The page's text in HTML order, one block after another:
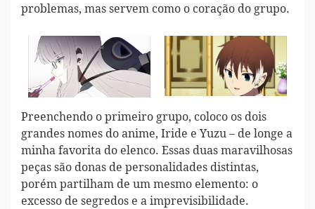
problemas, mas servem como o coração do grupo.
Preenchendo o primeiro grupo, coloco os dois
grandes nomes do anime, Iride e Yuzu – de longe a
minha favorita do elenco. Essas duas maravilhosas
peças são donas de personalidades distintas,
porém partilham de um mesmo elemento: o
excesso de segredos e a imprevisibilidade.